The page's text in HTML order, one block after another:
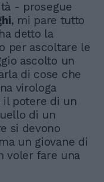
- prosegue
, mi pare tutto
detto la
per ascoltare le
ascolto un
di cose che
virologa
il potere di un
di un
si devono
un giovane di
voler fare una